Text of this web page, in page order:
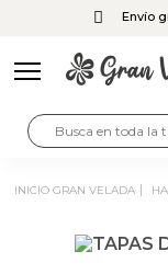
Envío
INICIO GRAN VELADA